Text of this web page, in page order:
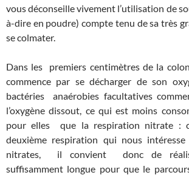
vous déconseille vivement l’utilisation de
à-dire en poudre) compte tenu de sa très
se colmater.
Dans les premiers centimètres de la
commence par se décharger de son
bactéries anaérobies facultatives
l’oxygène dissout, ce qui est moins
pour elles que la respiration nitrate :
deuxième respiration qui nous
nitrates, il convient donc de
suffisamment longue pour que le